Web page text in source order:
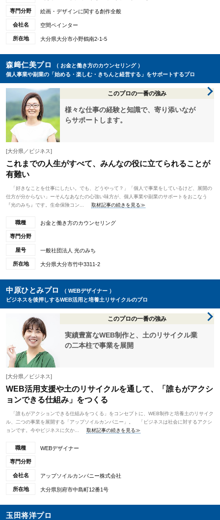
専門分野 絵画・デザインに関する創作全般
会社名 空間ペインター
所在地 大分県大分市小野鶴南2-1-5
森﨑仁美プロ
（ お金と働き方のカウンセリング ）
個人事業や副業の「始める・楽しむ・きちんと経営する」をサポートするプロ
このプロの一番の強み
様々な仕事の経験と知識で、寄り添いなが
らサポートします。
[大分県／ビジネス]
これまでの人生がすべて、みんなの役に立てられることが
有難い
「好きなことを仕事にしたい。でも、どうやって？」「個人で事業をしているけど、展開の
仕方が分からない」ーそんなあなたの心強い味方が、個人事業や副業のサポートをおこなう
『光のみち』です。生命保険コン...
取材記事の続きを見る≫
職種 お金と働き方のカウンセリング
専門分野
屋号 一般社団法人 光のみち
所在地 大分県大分市竹中3311-2
中原ひとみプロ
（ WEBデザイナー ）
ビジネスを後押しするWEB活用と培養土リサイクルのプロ
このプロの一番の強み
実績豊富なWEB制作と、土のリサイクル業
の二本柱で事業を展開
[大分県／ビジネス]
WEB活用支援や土のリサイクルを通して、「誰もがアクシ
ョンできる仕組み」をつくる
「誰もがアクションできる仕組みをつくる」をコンセプトに、WEB制作と培養土のリサイク
ル、二つの事業を展開する「アップソイルカンパニー」。 「ビジネスは社会に対するアクシ
ョンです。今やビジネスに欠か...
取材記事の続きを見る≫
職種 WEBデザイナー
専門分野
会社名 アップソイルカンパニー株式会社
所在地 大分県別府市中島町12番1号
玉田将洋プロ